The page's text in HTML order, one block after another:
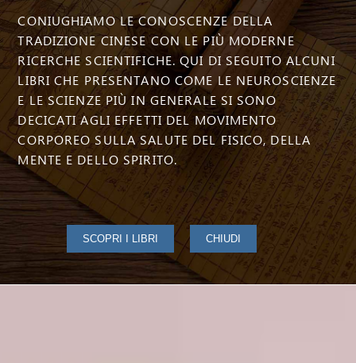
CONIUGHIAMO LE CONOSCENZE DELLA
TRADIZIONE CINESE CON LE PIÙ MODERNE
RICERCHE SCIENTIFICHE. QUI DI SEGUITO ALCUNI
LIBRI CHE PRESENTANO COME LE NEUROSCIENZE
E LE SCIENZE PIÙ IN GENERALE SI SONO
DECICATI AGLI EFFETTI DEL MOVIMENTO
CORPOREO SULLA SALUTE DEL FISICO, DELLA
MENTE E DELLO SPIRITO.